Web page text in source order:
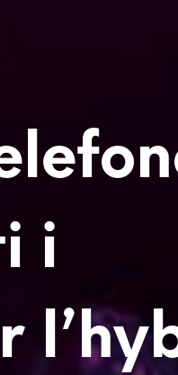
i